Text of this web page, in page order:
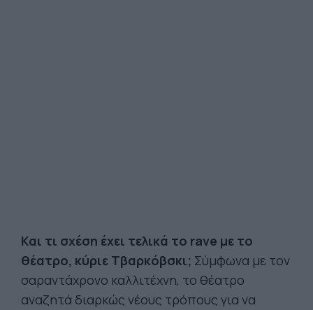
Και τι σχέση έχει τελικά το rave με το
θέατρο, κύριε Τβαρκόβσκι; Σύμφωνα με τον
σαραντάχρονο καλλιτέχνη, το θέατρο
αναζητά διαρκώς νέους τρόπους για να